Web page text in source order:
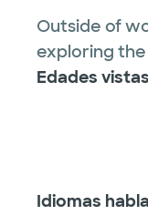
Outside of
exploring
Edades vistas
Idiomas